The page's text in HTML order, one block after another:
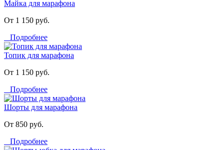
Майка для марафона
От 1 150 руб.
Подробнее
Топик для марафона
От 1 150 руб.
Подробнее
Шорты для марафона
От 850 руб.
Подробнее